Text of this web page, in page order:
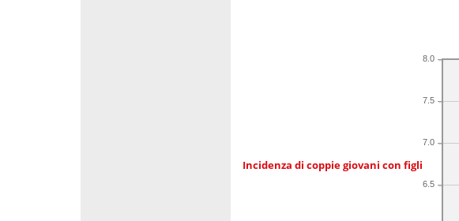
Incidenza di coppie giovani con figli
6.5
7.0
7.5
8.0